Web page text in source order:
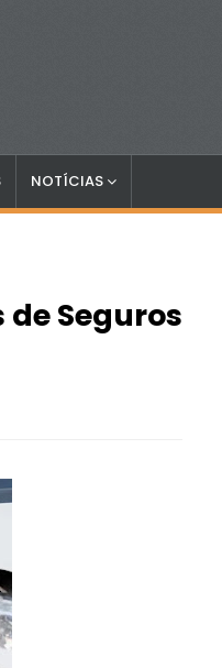
NOTÍCIAS
Seguros